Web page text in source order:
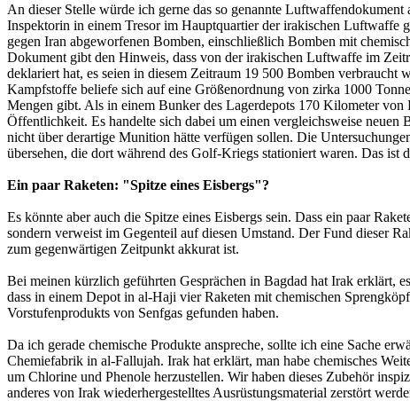
An dieser Stelle würde ich gerne das so genannte
Inspektorin in einem Tresor im Hauptquartier der irakischen
gegen Iran abgeworfenen Bomben, einschließlich Bomben mit
Dokument gibt den Hinweis, dass von der irakischen Luftwaffe im
deklariert hat, es seien in diesem Zeitraum 19 500 Bomben
Kampfstoffe beliefe sich auf eine Größenordnung von zirka 1000
Mengen gibt. Als in einem Bunker des Lagerdepots 170 Kilometer
Öffentlichkeit. Es handelte sich dabei um einen vergleichsweise
nicht über derartige Munition hätte verfügen sollen. Die
übersehen, die dort während des Golf-Kriegs stationiert waren. Das ist
Ein paar Raketen: "Spitze eines Eisbergs"?
Es könnte aber auch die Spitze eines Eisbergs sein. Dass ein paar
sondern verweist im Gegenteil auf diesen Umstand. Der Fund dieser
zum gegenwärtigen Zeitpunkt akkurat ist.
Bei meinen kürzlich geführten Gesprächen in Bagdad hat Irak erklärt,
dass in einem Depot in al-Haji vier Raketen mit chemischen
Vorstufenprodukts von Senfgas gefunden haben.
Da ich gerade chemische Produkte anspreche, sollte ich eine Sache
Chemiefabrik in al-Fallujah. Irak hat erklärt, man habe chemisches
um Chlorine und Phenole herzustellen. Wir haben dieses Zubehör
anderes von Irak wiederhergestelltes Ausrüstungsmaterial zerstört